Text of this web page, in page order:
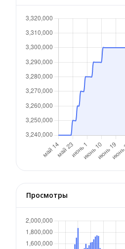
Просмотры